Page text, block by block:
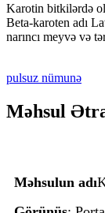
Karotin bitkilərdə
Beta-karoten adı
narıncı meyvə və
pulsuz nümunə
Məhsul
Məhsulun adı